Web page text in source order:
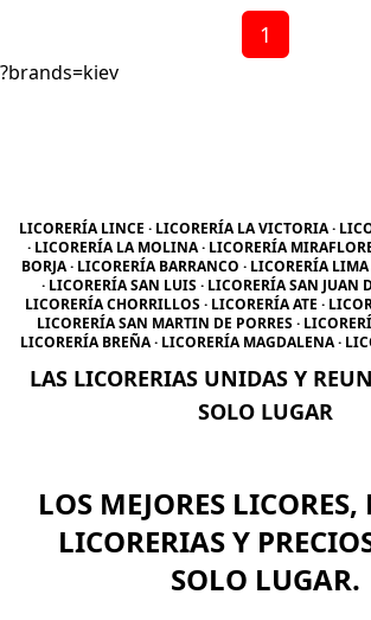
1
?brands=kiev
LICORERÍA LINCE · LICORERÍA LA VICTORIA ·
· LICORERÍA LA MOLINA · LICORERÍA
BORJA · LICORERÍA BARRANCO · LICORERÍA
· LICORERÍA SAN LUIS · LICORERÍA SAN JUAN
LICORERÍA CHORRILLOS · LICORERÍA ATE ·
LICORERÍA SAN MARTIN DE PORRES ·
LICORERÍA BREÑA · LICORERÍA MAGDALENA ·
LAS LICORERIAS UNIDAS Y
SOLO LUGAR
LOS MEJORES
LICORERIAS Y
SOLO LUGAR.